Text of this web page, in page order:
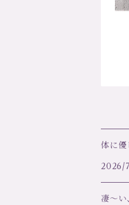
体に優
2026/
凄～